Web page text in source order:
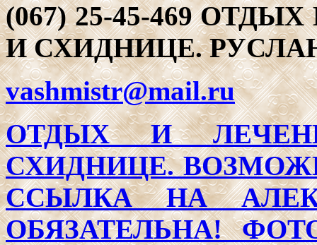
(067) 25-45-469
И СХИДНИЦЕ.
vashmistr@mail.ru
ОТДЫХ И
СХИДНИЦЕ.
ССЫЛКА НА
ОБЯЗАТЕЛЬНА!